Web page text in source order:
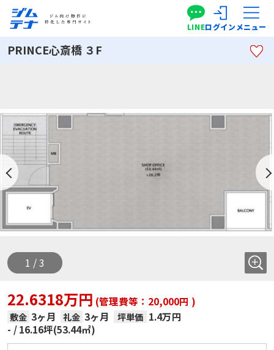
LINEログインメニュー
PRINCE心斎橋 ３F
1 / 3
22.6318万円 (管理費等：20,000円 )
敷金 3ヶ月 礼金 3ヶ月 坪単価 1.4万円
-
16.16坪(53.44㎡)